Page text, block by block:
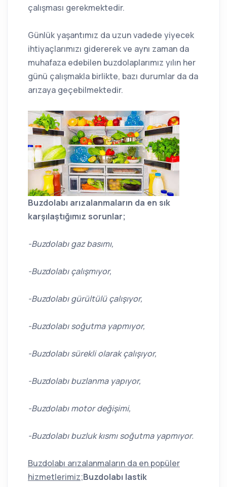
çalışması gerekmektedir.
Günlük yaşantımız da uzun vadede yiyecek
ihtiyaçlarımızı gidererek ve aynı zaman da
muhafaza edebilen buzdolaplarımız yılın her
günü çalışmakla birlikte, bazı durumlar da da
arızaya geçebilmektedir.
Buzdolabı arızalanmaların da en sık
karşılaştığımız sorunlar;
-Buzdolabı gaz basımı,
-Buzdolabı çalışmıyor,
-Buzdolabı gürültülü çalışıyor,
-Buzdolabı soğutma yapmıyor,
-Buzdolabı sürekli olarak çalışıyor,
-Buzdolabı buzlanma yapıyor,
-Buzdolabı motor değişimi,
-Buzdolabı buzluk kısmı soğutma yapmıyor.
Buzdolabı arızalanmaların da en popüler
hizmetlerimiz;Buzdolabı lastik